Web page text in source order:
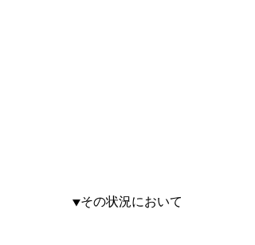
▼その状況において